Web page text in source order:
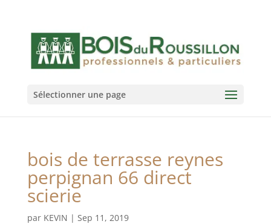
Sélectionner une page
bois de terrasse reynes
perpignan 66 direct
scierie
par KEVIN | Sep 11, 2019